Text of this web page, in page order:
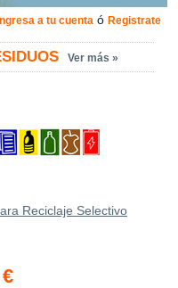
Ingresa a tu cuenta ó Registrate
Ver más »
Reciclaje Selectivo